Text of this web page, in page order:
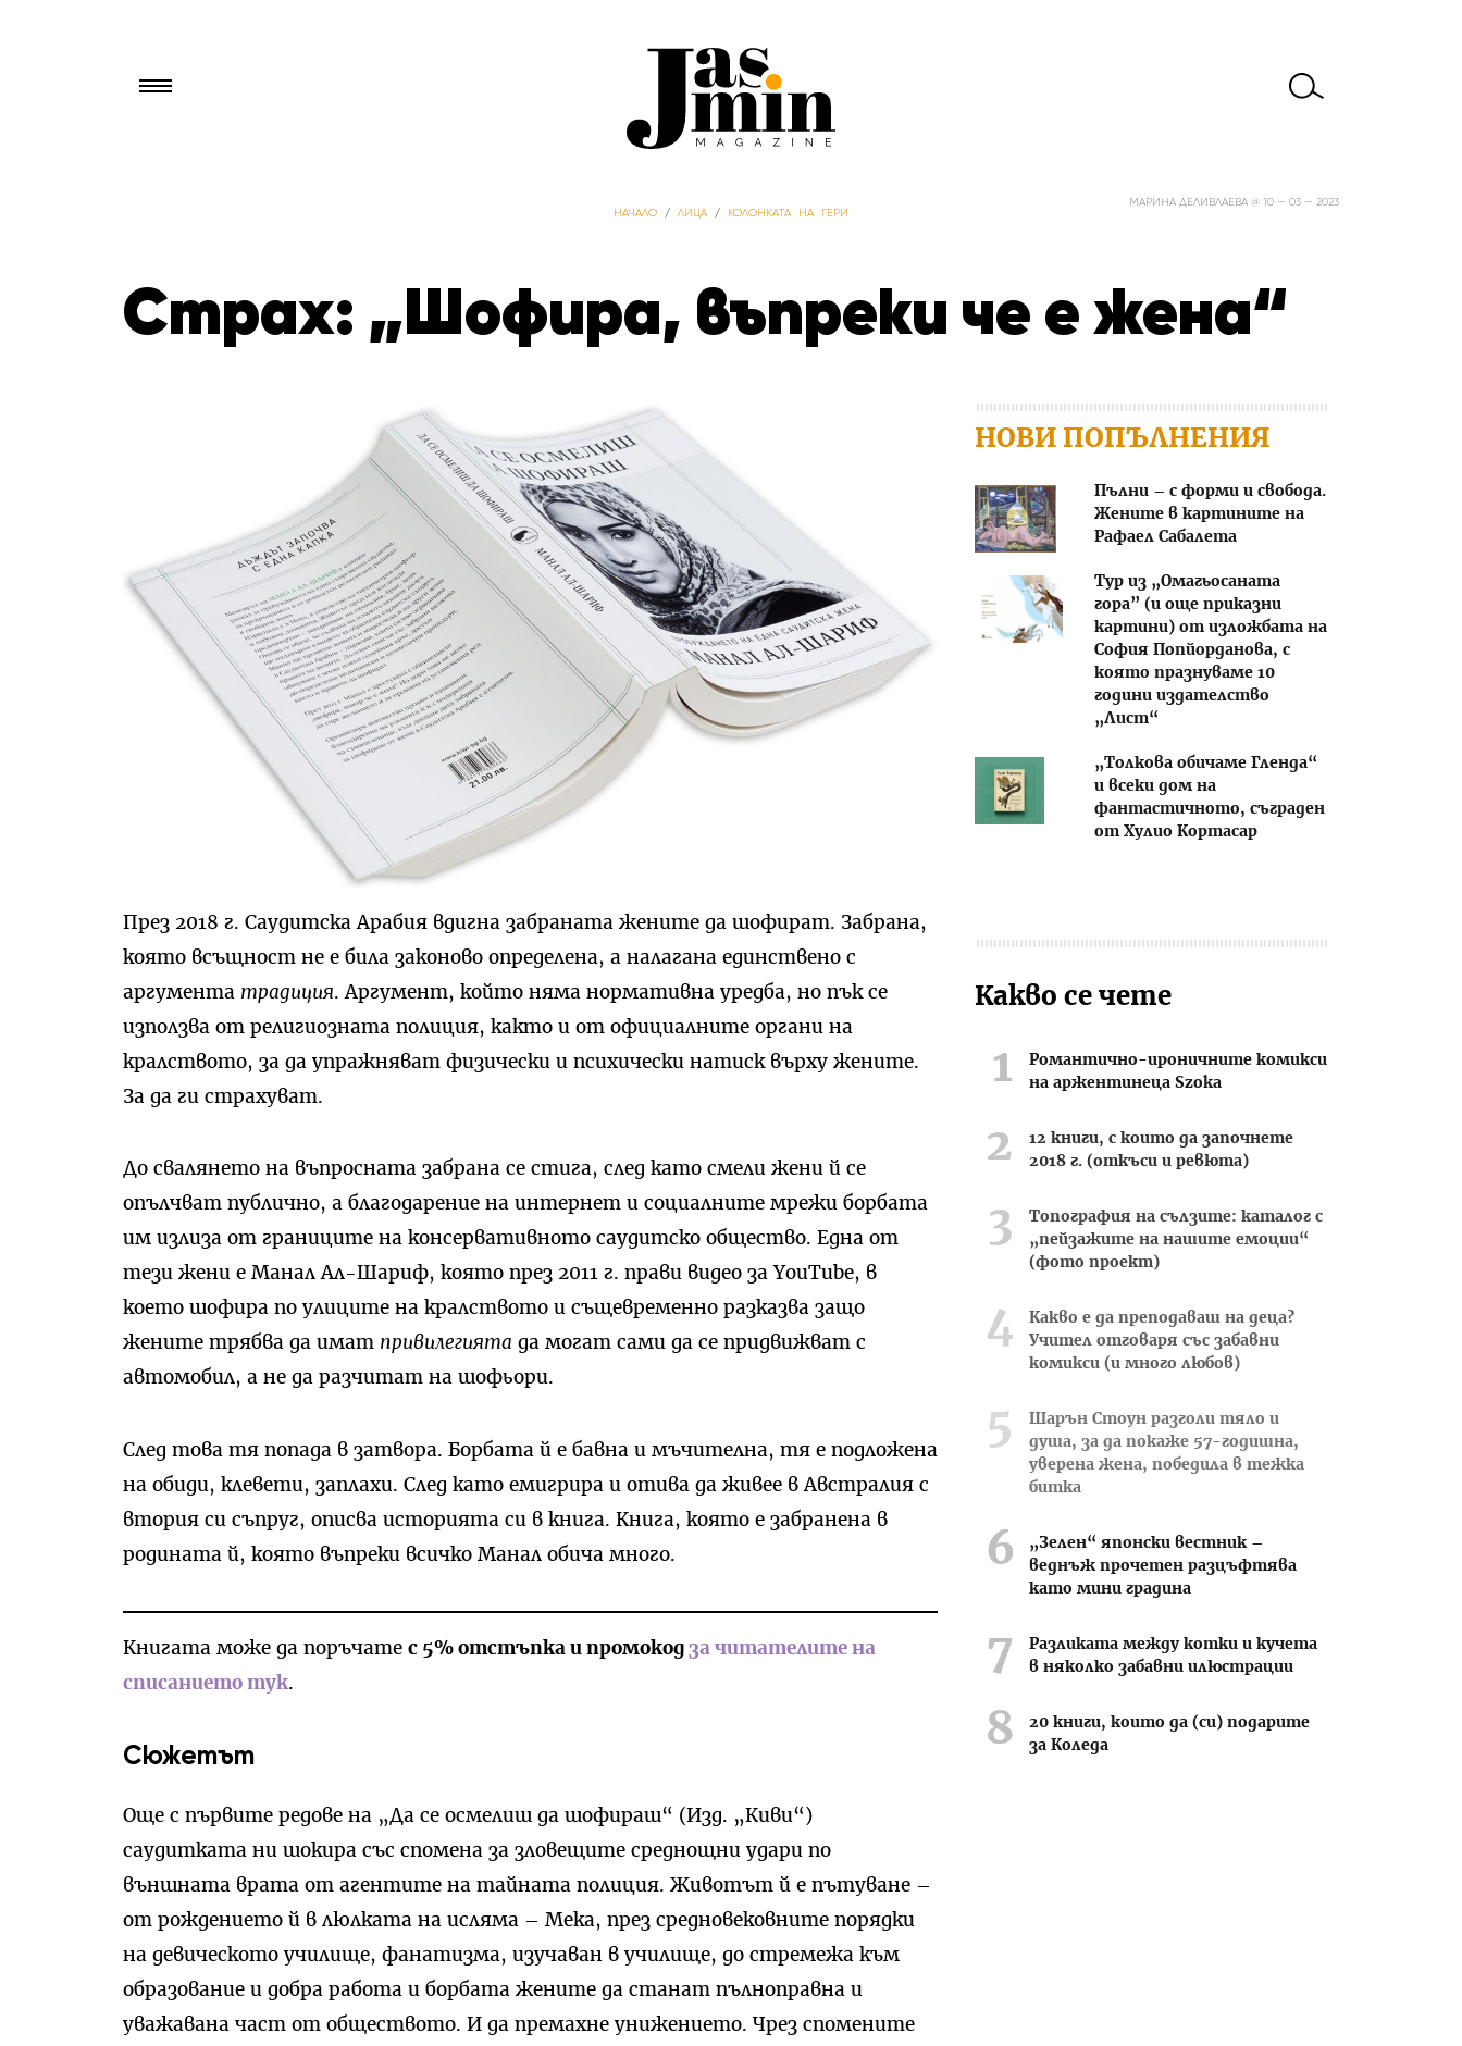
НАЧАЛО / ЛИЦА / КОЛОНКАТА НА ГЕРИ
Страх: „Шофира, въпреки че е жена“
МАРИНА ДЕЛИВЛАЕВА @ 10 — 03 — 2023
През 2018 г. Саудитска Арабия вдигна забраната жените да шофират. Забрана,
която всъщност не е била законово определена, а налагана единствено с
аргумента традиция. Аргумент, който няма нормативна уредба, но пък се
използва от религиозната полиция, както и от официалните органи на
кралството, за да упражняват физически и психически натиск върху жените.
За да ги страхуват.
До свалянето на въпросната забрана се стига, след като смели жени й се
опълчват публично, а благодарение на интернет и социалните мрежи борбата
им излиза от границите на консервативното саудитско общество. Една от
тези жени е Манал Ал-Шариф, която през 2011 г. прави видео за YouTube, в
което шофира по улиците на кралството и същевременно разказва защо
жените трябва да имат привилегията да могат сами да се придвижват с
автомобил, а не да разчитат на шофьори.
След това тя попада в затвора. Борбата й е бавна и мъчителна, тя е подложена
на обиди, клевети, заплахи. След като емигрира и отива да живее в Австралия с
втория си съпруг, описва историята си в книга. Книга, която е забранена в
родината й, която въпреки всичко Манал обича много.
Книгата може да поръчате с 5% отстъпка и промокод за читателите на
списанието тук.
Сюжетът
Още с първите редове на „Да се осмелиш да шофираш“ (Изд. „Киви“)
саудитката ни шокира със спомена за зловещите среднощни удари по
външната врата от агентите на тайната полиция. Животът й е пътуване –
от рождението й в люлката на исляма – Мека, през средновековните порядки
на девическото училище, фанатизма, изучаван в училище, до стремежа към
образование и добра работа и борбата жените да станат пълноправна и
уважавана част от обществото. И да премахне унижението. Чрез спомените
НОВИ ПОПЪЛНЕНИЯ
Пълни – с форми и свобода.
Жените в картините на
Рафаел Сабалета
Тур из „Омагьосаната
гора” (и още приказни
картини) от изложбата на
София Попйорданова, с
която празнуваме 10
години издателство
„Лист“
„Толкова обичаме Гленда“
и всеки дом на
фантастичното, съграден
от Хулио Кортасар
Какво се чете
Романтично-ироничните комикси
на аржентинеца Szoka
12 книги, с които да започнете
2018 г. (откъси и ревюта)
Топография на сълзите: каталог с
„пейзажите на нашите емоции“
(фото проект)
Какво е да преподаваш на деца?
Учител отговаря със забавни
комикси (и много любов)
Шарън Стоун разголи тяло и
душа, за да покаже 57-годишна,
уверена жена, победила в тежка
битка
„Зелен“ японски вестник –
веднъж прочетен разцъфтява
като мини градина
Разликата между котки и кучета
в няколко забавни илюстрации
20 книги, които да (си) подарите
за Коледа